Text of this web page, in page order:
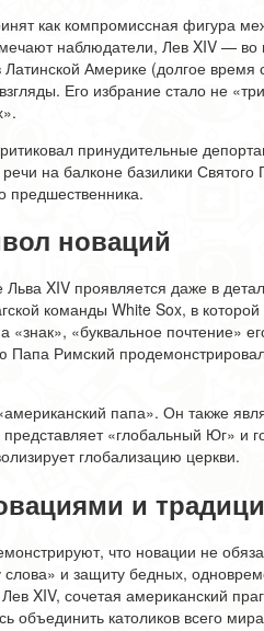
как компромиссная фигура
наблюдатели, Лев XIV —
Америке (долгое
Его избрание стало не
принудительные
на балконе базилики Святого
предшественника.
новаций
Льва XIV проявляется даже в
команды White Sox, в
«знак», «буквальное почтение»
Римский
папа». Он также
«глобальный Юг» и
глобализацию церкви.
и
что новации не
и защиту бедных,
XIV, сочетая американский
объединить католиков всего